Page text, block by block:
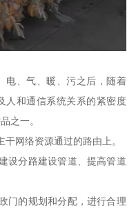
电、气、暖、污之后，随着
人和通信系统关系的紧密度
之一。
干网络资源通过的路由上。
设分路建设管道、提高管道
门的规划和分配，进行合理